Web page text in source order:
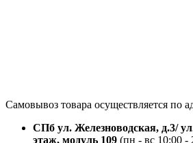
Самовывоз товара осуществляется по
СПб ул. Железноводская, д.3/
этаж, модуль 109 (пн - вс 10:00 -